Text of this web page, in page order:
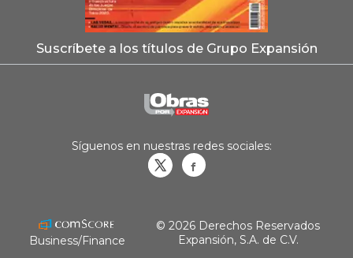
Suscríbete a los títulos de Grupo Expansión
Síguenos en nuestras redes sociales:
Business/Finance
© 2026 Derechos Reservados
Expansión, S.A. de C.V.